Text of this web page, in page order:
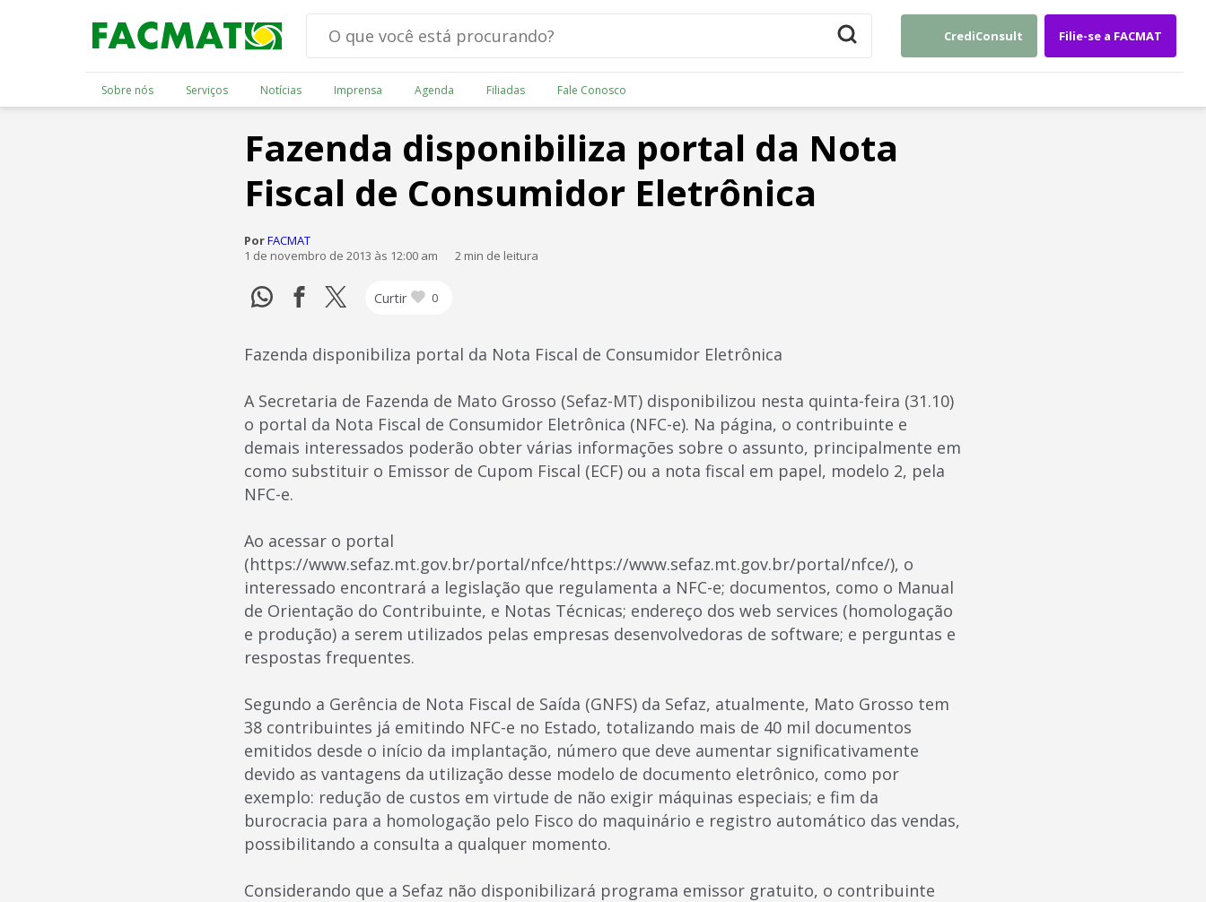
CrediConsult Filie-se a FACMAT
Sobre nós Serviços Notícias Imprensa Agenda Filiadas Fale Conosco
Fazenda disponibiliza portal da Nota
Fiscal de Consumidor Eletrônica
PorFACMAT
1 de novembro de 2013 às 12:00 am
2 min de leitura
Curtir 0
Fazenda disponibiliza portal da Nota Fiscal de Consumidor Eletrônica
A Secretaria de Fazenda de Mato Grosso (Sefaz-MT) disponibilizou nesta quinta-feira (31.10)
o portal da Nota Fiscal de Consumidor Eletrônica (NFC-e). Na página, o contribuinte e
demais interessados poderão obter várias informações sobre o assunto, principalmente em
como substituir o Emissor de Cupom Fiscal (ECF) ou a nota fiscal em papel, modelo 2, pela
NFC-e.
Ao acessar o portal
(https://www.sefaz.mt.gov.br/portal/nfce/https://www.sefaz.mt.gov.br/portal/nfce/), o
interessado encontrará a legislação que regulamenta a NFC-e; documentos, como o Manual
de Orientação do Contribuinte, e Notas Técnicas; endereço dos web services (homologação
e produção) a serem utilizados pelas empresas desenvolvedoras de software; e perguntas e
respostas frequentes.
Segundo a Gerência de Nota Fiscal de Saída (GNFS) da Sefaz, atualmente, Mato Grosso tem
38 contribuintes já emitindo NFC-e no Estado, totalizando mais de 40 mil documentos
emitidos desde o início da implantação, número que deve aumentar significativamente
devido as vantagens da utilização desse modelo de documento eletrônico, como por
exemplo: redução de custos em virtude de não exigir máquinas especiais; e fim da
burocracia para a homologação pelo Fisco do maquinário e registro automático das vendas,
possibilitando a consulta a qualquer momento.
Considerando que a Sefaz não disponibilizará programa emissor gratuito, o contribuinte